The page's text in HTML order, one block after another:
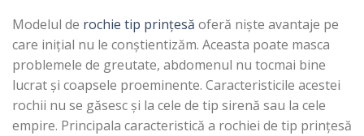
Modelul de rochie tip prințesă oferă niște avantaje pe
care inițial nu le conștientizăm. Aceasta poate masca
problemele de greutate, abdomenul nu tocmai bine
lucrat și coapsele proeminente. Caracteristicile acestei
rochii nu se găsesc și la cele de tip sirenă sau la cele
empire. Principala caracteristică a rochiei de tip prințesă